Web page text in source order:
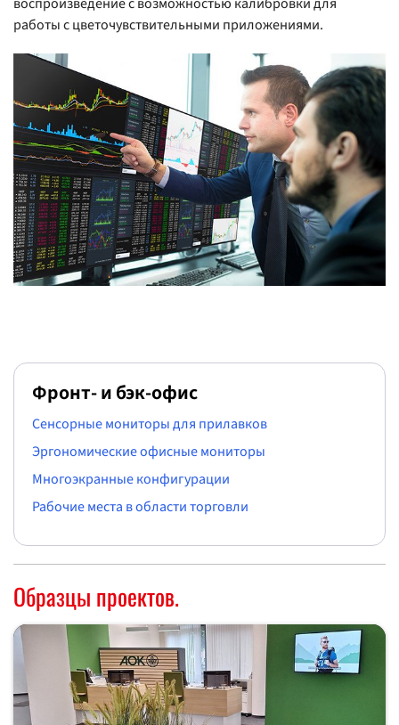
работы с цветочувствительными приложениями.
Фронт- и бэк-офис
Сенсорные мониторы для прилавков
Эргономические офисные мониторы
Многоэкранные конфигурации
Рабочие места в области торговли
Образцы проектов.